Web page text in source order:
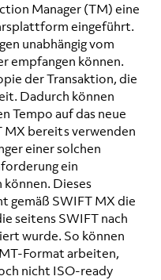
Manager (TM) eine
eingeführt.
unabhängig vom
empfangen können.
der Transaktion, die
Dadurch können
Tempo auf das neue
MX bereits verwenden
einer solchen
ein
Dieses
gemäß SWIFT MX die
seitens SWIFT nach
wurde. So können
Format arbeiten,
nicht ISO-ready